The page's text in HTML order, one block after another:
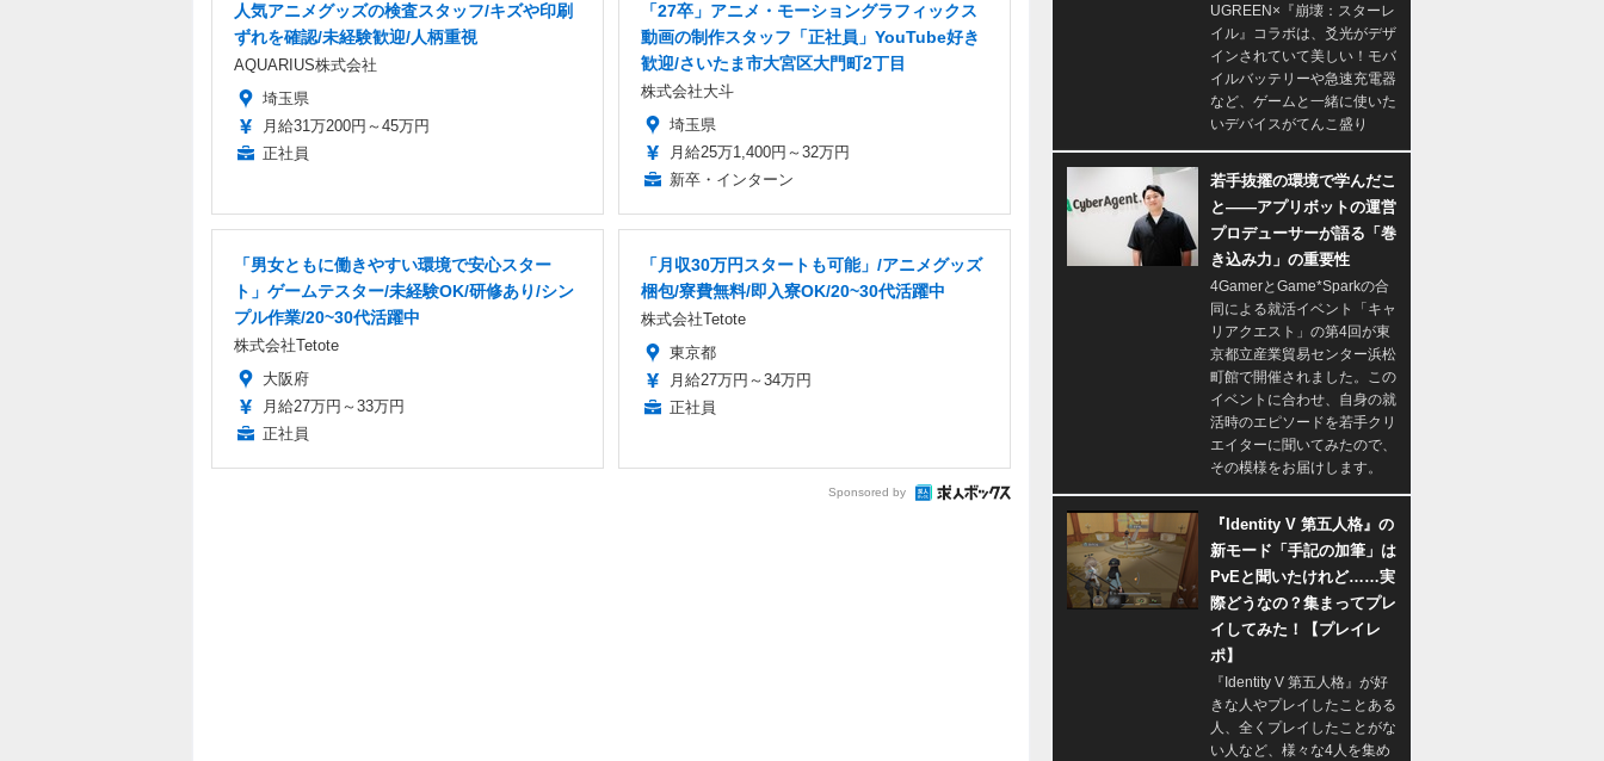
人気アニメグッズの検査スタッフ/キズや印刷
ずれを確認/未経験歓迎/人柄重視
AQUARIUS株式会社
埼玉県
月給31万200円～45万円
正社員
「27卒」アニメ・モーショングラフィックス
動画の制作スタッフ「正社員」YouTube好き
歓迎/さいたま市大宮区大門町2丁目
株式会社大斗
埼玉県
月給25万1,400円～32万円
新卒・インターン
「男女ともに働きやすい環境で安心スター
ト」ゲームテスター/未経験OK/研修あり/シン
プル作業/20~30代活躍中
株式会社Tetote
大阪府
月給27万円～33万円
正社員
「月収30万円スタートも可能」/アニメグッズ
梱包/寮費無料/即入寮OK/20~30代活躍中
株式会社Tetote
東京都
月給27万円～34万円
正社員
Sponsored by
UGREEN×『崩壊：スターレ
イル』コラボは、爻光がデザ
インされていて美しい！モバ
イルバッテリーや急速充電器
など、ゲームと一緒に使いた
いデバイスがてんこ盛り
若手抜擢の環境で学んだこ
と――アプリボットの運営
プロデューサーが語る「巻
き込み力」の重要性
4GamerとGame*Sparkの合
同による就活イベント「キャ
リアクエスト」の第4回が東
京都立産業貿易センター浜松
町館で開催されました。この
イベントに合わせ、自身の就
活時のエピソードを若手クリ
エイターに聞いてみたので、
その模様をお届けします。
『Identity V 第五人格』の
新モード「手記の加筆」は
PvEと聞いたけれど……実
際どうなの？集まってプレ
イしてみた！【プレイレ
ポ】
『Identity V 第五人格』が好
きな人やプレイしたことある
人、全くプレイしたことがな
い人など、様々な4人を集め